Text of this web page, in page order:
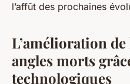
l’affût des prochaines
L’amélioration
angles morts
technologiques